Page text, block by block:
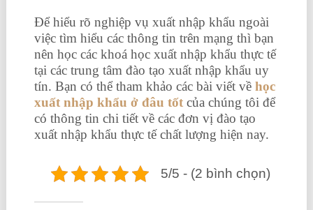
Để hiểu rõ nghiệp vụ xuất nhập khẩu ngoài
việc tìm hiểu các thông tin trên mạng thì bạn
nên học các khoá học xuất nhập khẩu thực tế
tại các trung tâm đào tạo xuất nhập khẩu uy
tín. Bạn có thể tham khảo các bài viết về học
xuất nhập khẩu ở đâu tốtcủa chúng tôi để
có thông tin chi tiết về các đơn vị đào tạo
xuất nhập khẩu thực tế chất lượng hiện nay.
5/5 - (2 bình chọn)